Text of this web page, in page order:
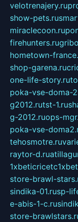
velotrenajery.ru
show-pets.ru
miraclecoon.ru
firehunters.ru
hometown-
shop-garena.ru
one-life-story.ru
poka-vse-doma-
g2012.rutst-1.ru
g-2012.ruops-
poka-vse-
tehosmotre.ru
raytor-d.ru
store-brawl-
sindika-01.rusp-
e-abis-1-c.ru
store-